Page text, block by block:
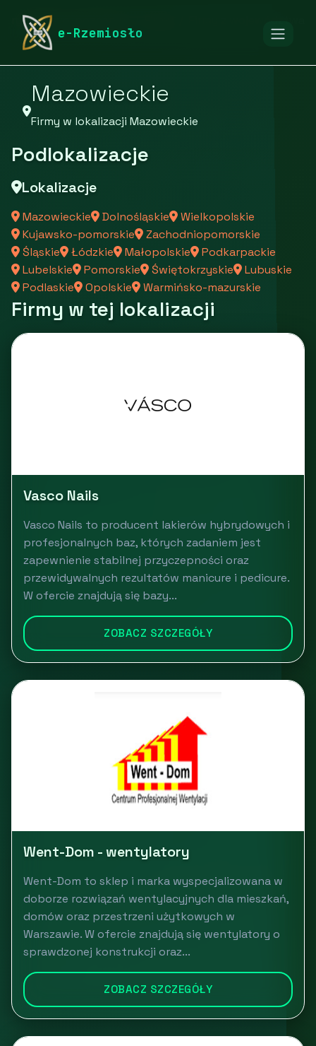
e-Rzemiosło
rymarstwo-poznan.pl
Mazowieckie
Firmy w lokalizacji Mazowieckie
Podlokalizacje
Lokalizacje
Mazowieckie Dolnośląskie
Wielkopolskie
Kujawsko-pomorskie
Zachodniopomorskie
Śląskie
Łódzkie Małopolskie
Podkarpackie
Lubelskie
Pomorskie Świętokrzyskie
Lubuskie
Podlaskie
Opolskie Warmińsko-mazurskie
Firmy w tej lokalizacji
Vasco Nails
Vasco Nails to producent lakierów hybrydowych i
profesjonalnych baz, których zadaniem jest
zapewnienie stabilnej przyczepności oraz
przewidywalnych rezultatów manicure i pedicure.
W ofercie znajdują się bazy...
ZOBACZ SZCZEGÓŁY
Went-Dom - wentylatory
Went-Dom to sklep i marka wyspecjalizowana w
doborze rozwiązań wentylacyjnych dla mieszkań,
domów oraz przestrzeni użytkowych w
Warszawie. W ofercie znajdują się wentylatory o
sprawdzonej konstrukcji oraz...
ZOBACZ SZCZEGÓŁY